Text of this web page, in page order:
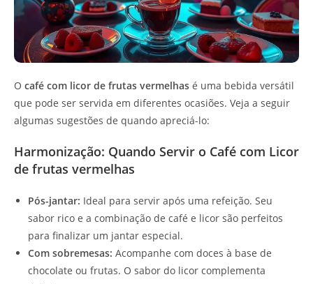
O café com licor de frutas vermelhas é uma bebida versátil
que pode ser servida em diferentes ocasiões. Veja a seguir
algumas sugestões de quando apreciá-lo:
Harmonização: Quando Servir o Café com Licor
de frutas vermelhas
Pós-jantar: Ideal para servir após uma refeição. Seu
sabor rico e a combinação de café e licor são perfeitos
para finalizar um jantar especial.
Com sobremesas: Acompanhe com doces à base de
chocolate ou frutas. O sabor do licor complementa